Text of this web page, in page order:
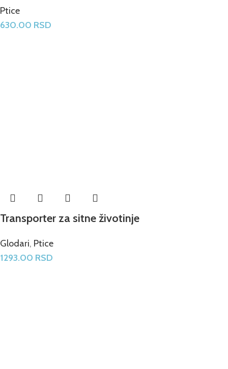
Ptice
630.00 RSD
Transporter za sitne životinje
Glodari, Ptice
1293.00 RSD